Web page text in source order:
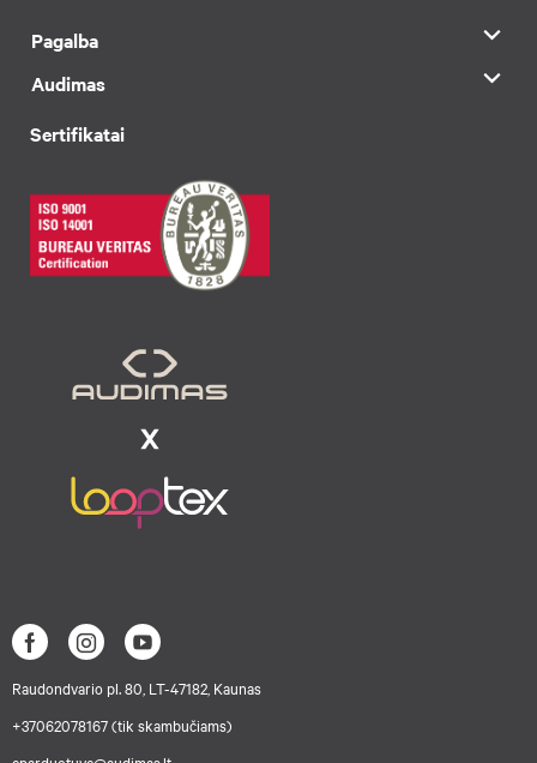
Pagalba
Audimas
Sertifikatai
Raudondvario pl. 80, LT-47182, Kaunas
+37062078167 (tik skambučiams)